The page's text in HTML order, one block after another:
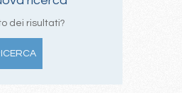
dei risultati?